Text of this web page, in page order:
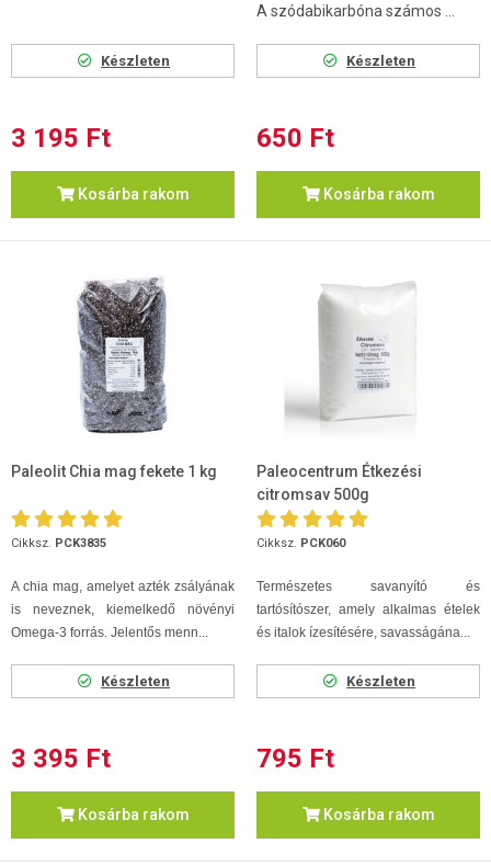
Készleten
3 195 Ft
Kosárba rakom
A szódabikarbóna számos ...
Készleten
650 Ft
Kosárba rakom
Paleolit Chia mag fekete 1 kg
Cikksz. PCK3835
A chia mag, amelyet azték zsályának
is neveznek, kiemelkedő növényi
Omega-3 forrás. Jelentős menn...
Készleten
3 395 Ft
Kosárba rakom
Paleocentrum Étkezési
citromsav 500g
Cikksz. PCK060
Természetes savanyító és
tartósítószer, amely alkalmas ételek
és italok ízesítésére, savasságána...
Készleten
795 Ft
Kosárba rakom